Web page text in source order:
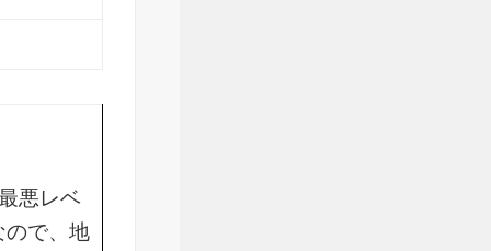
悪レベ
ので、地